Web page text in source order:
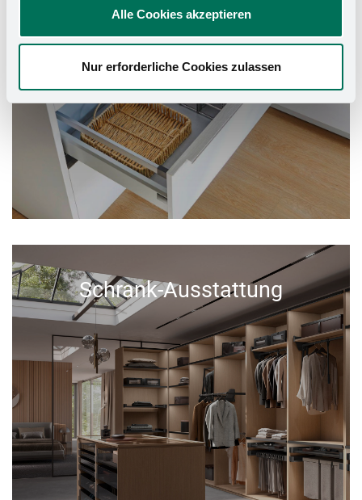
Alle Cookies akzeptieren
Nur erforderliche Cookies zulassen
Schrank-Ausstattung